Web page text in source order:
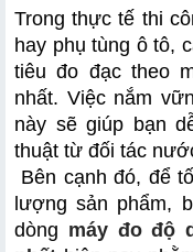
Trong thực tế thi
hay phụ tùng ô tô,
tiêu đo đạc theo
nhất. Việc nắm
này sẽ giúp bạn
thuật từ đối tác
lượng sản phẩm,
dòng máy đo độ